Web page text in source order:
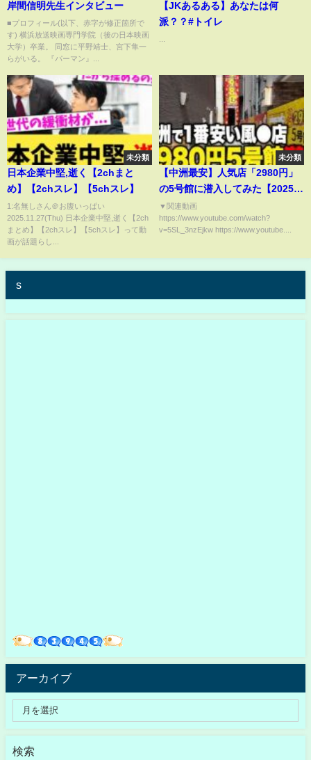
岸間信明先生インタビュー
■プロフィール(以下、赤字が修正箇所で
す) 横浜放送映画専門学院（後の日本映画
大学）卒業。 同窓に平野靖士、宮下隼一
らがいる。 『パーマン』...
【JKあるある】あなたは何
派？？#トイレ
未分類
日本企業中堅,逝く【2chまと
め】【2chスレ】【5chスレ】
1:名無しさん＠お腹いっぱい
2025.11.27(Thu) 日本企業中堅,逝く【2ch
まとめ】【2chスレ】【5chスレ】って動
画が話題らし...
未分類
【中洲最安】人気店「2980円」
の5号館に潜入してみた【2025年
最新】
▼関連動画
https://www.youtube.com/watch?
v=5SL_3nzEjkw https://www.youtube....
s
アーカイブ
検索